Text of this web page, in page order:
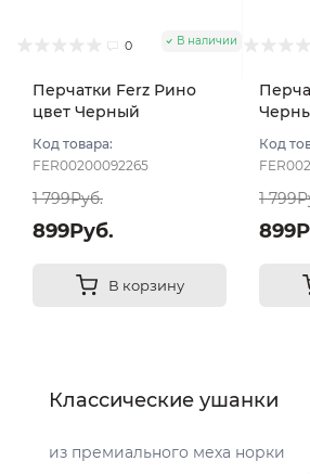
0 В наличии
Перчатки Ferz Рино
цвет Черный
Код товара:
FER00200092265
1 799Руб.
899Руб.
В корзину
Код
1
Классические ушанки
из премиального меха норки